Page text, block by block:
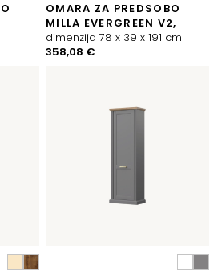
OMARA ZA PREDSOBO
MILLA EVERGREEN V2,
dimenzija 78 x 39 x 191 cm
358,08 €